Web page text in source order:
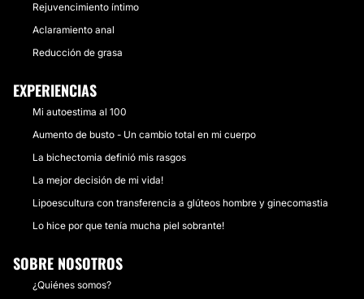
Rejuvencimiento íntimo
Aclaramiento anal
Reducción de grasa
EXPERIENCIAS
Mi autoestima al 100
Aumento de busto - Un cambio total en mi cuerpo
La bichectomia definió mis rasgos
La mejor decisión de mi vida!
Lipoescultura con transferencia a glúteos hombre y ginecomastia
Lo hice por que tenía mucha piel sobrante!
SOBRE NOSOTROS
¿Quiénes somos?